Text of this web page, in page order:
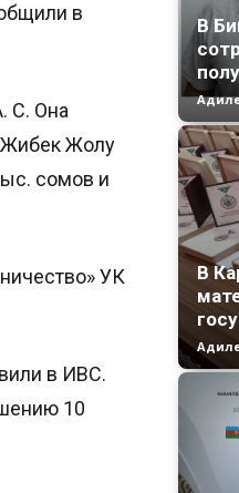
в
С. Она
Жибек Жолу
сомов и
УК
в ИВС.
10
В
В